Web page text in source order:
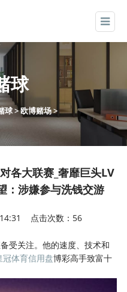
球
球>欧博赌场>
各大联赛_奢靡巨头LV
：涉嫌参与洗钱交游
点击次数：56
受关注。他的速度、技术和
冠体育信用盘博彩高手致富十